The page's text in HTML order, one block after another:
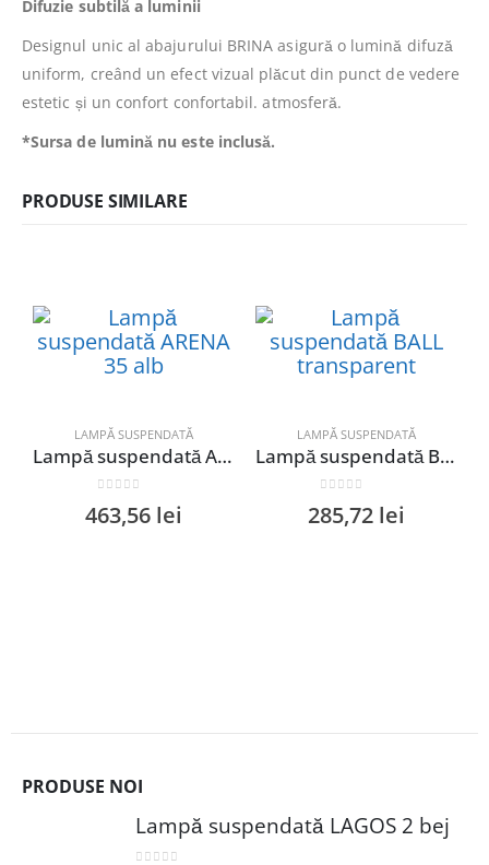
Difuzie subtilă a luminii
Designul unic al abajurului BRINA asigură o lumină difuză
uniform, creând un efect vizual plăcut din punct de vedere
estetic și un confort confortabil. atmosferă.
*Sursa de lumină nu este inclusă.
PRODUSE SIMILARE
LAMPĂ SUSPENDATĂ
Lampă suspendată ARENA 35 alb
463,56 lei
LAMPĂ SUSPENDATĂ
Lampă suspendată BALL transparent
285,72 lei
PRODUSE NOI
Lampă suspendată LAGOS 2 bej